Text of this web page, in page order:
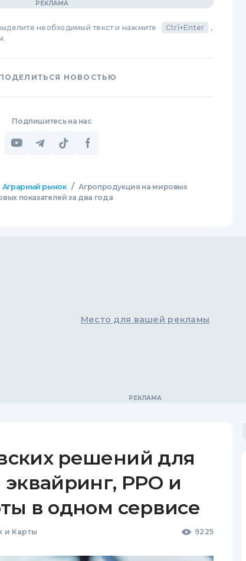
необходимый текст и нажмите Ctrl+Enter
,
НОВОСТЬЮ
Подпишитесь на нас
Аграрный рынок / Агропродукция на мировых
показателей за два года
Место для вашей рекламы
решений для
РРО и
в одном сервисе
и Карты 9225